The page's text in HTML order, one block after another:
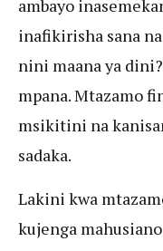
ambayo
inafikirisha sana
nini maana ya
mpana. Mtazamo
msikitini na
sadaka.
Lakini kwa
kujenga